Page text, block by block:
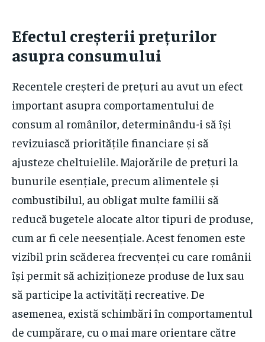
Efectul creșterii prețurilor
asupra consumului
Recentele creșteri de prețuri au avut un efect
important asupra comportamentului de
consum al românilor, determinându-i să își
revizuiască prioritățile financiare și să
ajusteze cheltuielile. Majorările de prețuri la
bunurile esențiale, precum alimentele și
combustibilul, au obligat multe familii să
reducă bugetele alocate altor tipuri de produse,
cum ar fi cele neesențiale. Acest fenomen este
vizibil prin scăderea frecvenței cu care românii
își permit să achiziționeze produse de lux sau
să participe la activități recreative. De
asemenea, există schimbări în comportamentul
de cumpărare, cu o mai mare orientare către